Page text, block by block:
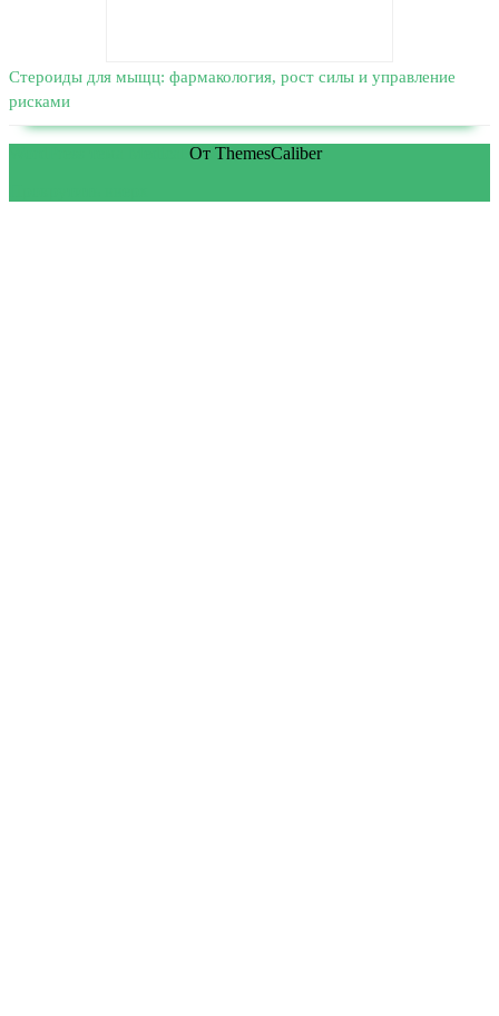
Стероиды для мыщц: фармакология, рост силы и управление
рисками
От ThemesCaliber